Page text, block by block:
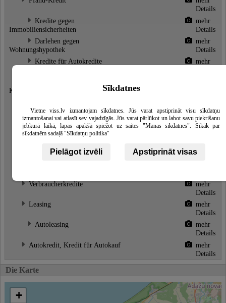
Details
Kredite gegen
Immobiliensicherheiten
mehr
Details
Darlehen gegen
Wohnungshypothek
mehr
Details
Kredite für Autokredite
mehr
Kreditvergabe
Details
Refinanzierung
mehr
Details
Details
Verbraucherkredite
mehr
Details
Leasing
mehr
Details
Autoleasing
mehr
Details
Autokredit, Kredit für Autokauf
mehr
Details
Die Karte
+
Sīkdatnes
Vietne viss.lv izmantojam sīkdatnes. Jūs varat apstiprināt visu sīkdatņu
izmantošanai vai atlasīt sev vajadzīgās. Jūs varat pārlūkot un labot savu piekrišanu
jebkurā laikā, lapas apakšā spiežot uz saites "Manas sīkdatnes". Sīkāk par
sīkdatnēm sadaļā "Sīkdatņu politika"
Pielāgot izvēli Apstiprināt visas